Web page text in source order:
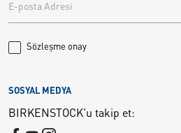
Sözleşme onay
SOSYAL MEDYA
BIRKENSTOCK'u takip et: